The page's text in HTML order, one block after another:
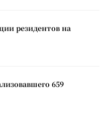
резидентов на
659